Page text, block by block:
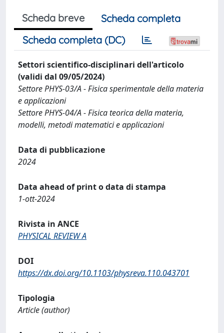
Scheda breve
Scheda completa
Scheda completa (DC)
Settori scientifico-disciplinari dell'articolo
(validi dal 09/05/2024)
Settore PHYS-03/A - Fisica sperimentale della materia
e applicazioni
Settore PHYS-04/A - Fisica teorica della materia,
modelli, metodi matematici e applicazioni
Data di pubblicazione
2024
Data ahead of print o data di stampa
1-ott-2024
Rivista in ANCE
PHYSICAL REVIEW A
DOI
https://dx.doi.org/10.1103/physreva.110.043701
Tipologia
Article (author)